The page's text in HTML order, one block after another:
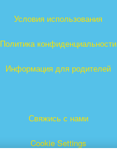
Условия использования
Политика конфиденциальности
Информация для родителей
Свяжись с нами
Cookie Settings